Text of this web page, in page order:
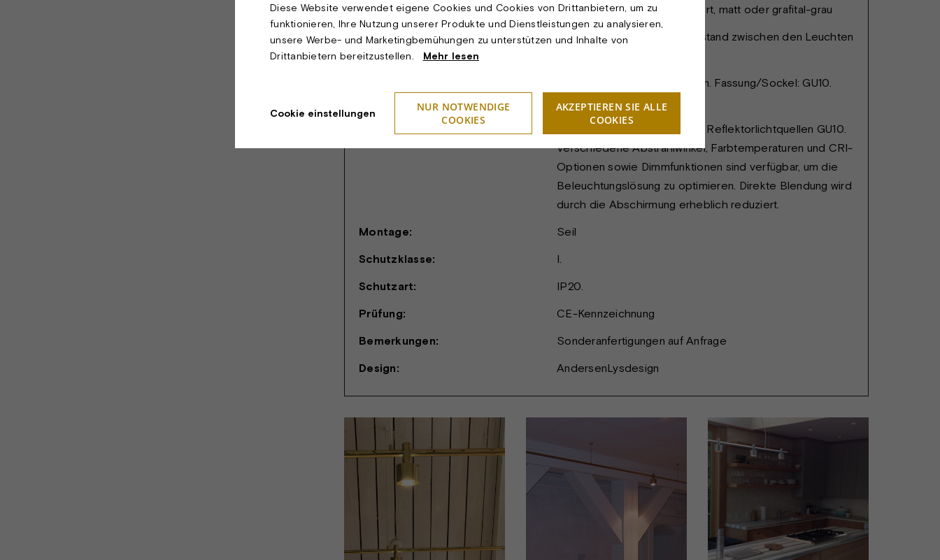
Material & Finish: Messing, lackiert - blankpoliert, matt oder grafital-grau
Dimension:
Länge 130 cm. - 730 cm. Abstand zwischen den Leuchten
2-8 Halogen Reflektorlampen. Fassung/Sockel: GU10.
Watt: Max. 75 W. 230 V
Direkt nach unten strahlende Reflektorlichtquellen GU10.
Verschiedene Abstrahlwinkel, Farbtemperaturen und CRI-
Optionen sowie Dimmfunktionen sind verfügbar, um die
Beleuchtungslösung zu optimieren. Direkte Blendung wird
durch die Abschirmung erheblich reduziert.
Montage: Seil
Schutzklasse: I.
Schutzart: IP20.
Prüfung: CE-Kennzeichnung
Bemerkungen: Sonderanfertigungen auf Anfrage
Design: AndersenLysdesign
Diese Website verwendet eigene Cookies und Cookies von Drittanbietern, um zu
funktionieren, Ihre Nutzung unserer Produkte und Dienstleistungen zu analysieren,
unsere Werbe- und Marketingbemühungen zu unterstützen und Inhalte von
Drittanbietern bereitzustellen. Mehr lesen
Cookie einstellungen
NUR NOTWENDIGE
COOKIES
AKZEPTIEREN SIE ALLE
COOKIES